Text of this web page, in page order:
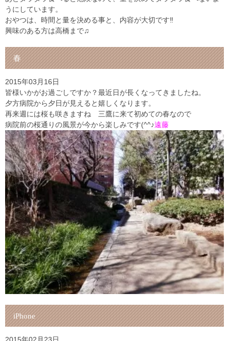
うにしています。
おやつは、時間と量を決める事と、内容が大切です‼︎
興味のある方は高橋まで♫
春
2015年03月16日
皆様いかがお過ごしですか？最近日が長くなってきましたね。
夕方病院から夕日が見えると嬉しくなります。
再来週には桜も咲きますね 三鷹に来て初めての春なので
病院前の桜通りの風景が今から楽しみです(^^♪遠藤
iPhone